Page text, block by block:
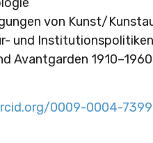
von Kunst/
und
Avantgarden
0009-0004-